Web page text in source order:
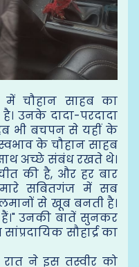
चौहान साहब का
है। उनके दादा-परदादा
भी बचपन से यहीं के
के चौहान साहब
अच्छे संबंध रखते थे।
की है, और हर बार
सबितगंज में सब
से खूब बनती है।
उनकी बातें सुनकर
सौहार्द्र का
ने इस तस्वीर को